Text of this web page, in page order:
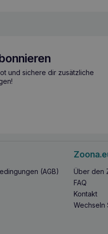
und sichere dir zusätzliche
(AGB)
Über den
FAQ
Kontakt
Wechseln